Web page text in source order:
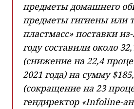
предметы домашнего
предметы гигиены или
пластмасс» поставки
году составили около
(снижение на 22,4
2021 года) на сумму
(сокращение на 23
гендиректор «Infoline-